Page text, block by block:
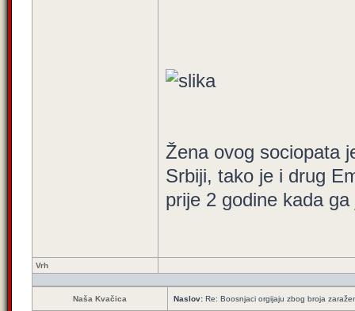
Žena ovog sociopata
Srbiji, tako je i drug
prije 2 godine kada
Vrh
Naša Kvačica Naslov: Re: Boosnjaci orgijaju zbog broja